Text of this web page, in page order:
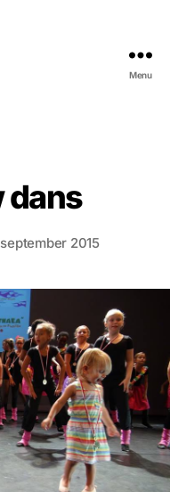
Menu
dans
2015